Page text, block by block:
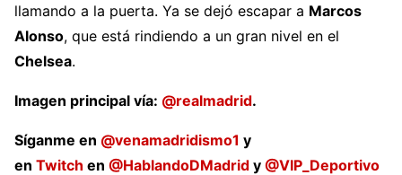
llamando a la puerta. Ya se dejó escapar a Marcos
Alonso, que está rindiendo a un gran nivel en el
Chelsea.
Imagen principal vía: @realmadrid.
Síganme en @venamadridismo1 y
en Twitch en @HablandoDMadrid y @VIP_Deportivo